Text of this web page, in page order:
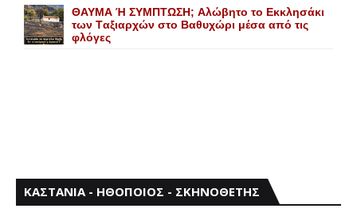
ΘΑΥΜΑ Ή ΣΥΜΠΤΩΣΗ; Aλώβητο το Eκκλησάκι
των Tαξιαρχών στο Bαθυχώρι μέσα από τις
φλόγες
ΚΑΣΤΑΝΙΑ - ΗΘΟΠΟΙΟΣ - ΣΚΗΝΟΘΕΤΗΣ